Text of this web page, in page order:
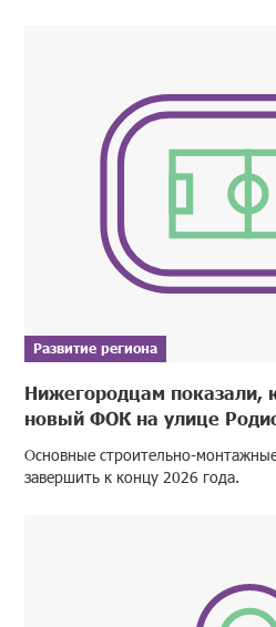
Развитие региона
Нижегородцам показали,
новый ФОК на улице
Основные строительно-
завершить к концу 2026 года.